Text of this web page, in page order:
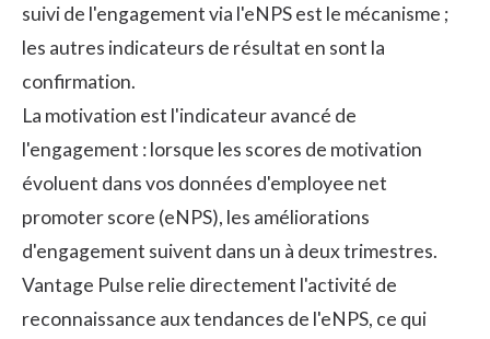
suivi de l'engagement via l'eNPS est le mécanisme ;
les autres indicateurs de résultat en sont la
confirmation.
La motivation est l'indicateur avancé de
l'engagement : lorsque les scores de motivation
évoluent dans vos données d'employee net
promoter score (eNPS), les améliorations
d'engagement suivent dans un à deux trimestres.
Vantage Pulse relie directement l'activité de
reconnaissance aux tendances de l'eNPS, ce qui